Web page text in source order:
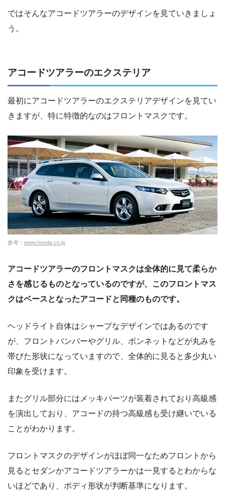
ではそんなアコードツアラーのデザインを見ていきましょ
う。
アコードツアラーのエクステリア
最初にアコードツアラーのエクステリアデザインを見てい
きますが、特に特徴的なのはフロントマスクです。
参考： www.honda.co.jp
アコードツアラーのフロントマスクは全体的に見て柔らか
さを感じるものとなっているのですが、このフロントマス
クはベースとなったアコードと同種のものです。
ヘッドライト自体はシャープなデザインではあるのです
が、フロントバンパーやグリル、ボンネットなどが丸みを
帯びた形状になっていますので、全体的に見ると多少丸い
印象を受けます。
またグリル部分にはメッキパーツが装着されており高級感
を演出しており、アコードの持つ高級感も受け継いでいる
ことがわかります。
フロントマスクのデザインがほぼ同一なためフロントから
見るとセダンかアコードツアラーかは一見するとわからな
いほどであり、ボディ形状が判断基準になります。